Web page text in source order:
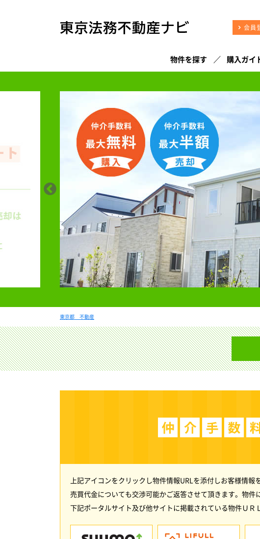
会員
物件を探す 購入ガイ
東京都 不動産
上記アイコンをクリックし物件情報URLを添付しお客様情
売買代金についても交渉可能かご返答させて頂きます。物
下記ポータルサイト及び他サイトに掲載されている物件ＵＲ